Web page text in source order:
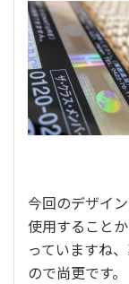
今回のデザイ
使用すること
っていますね
ので尚更です。